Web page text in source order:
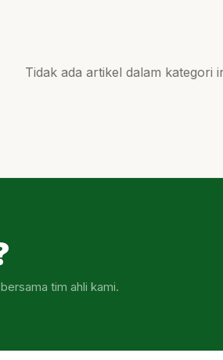
Tidak ada artikel dalam kategori
tim ahli kami.